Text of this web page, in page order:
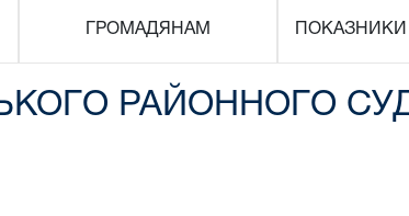
ГРОМАДЯНАМ ПОКАЗНИКИ
РАЙОННОГО